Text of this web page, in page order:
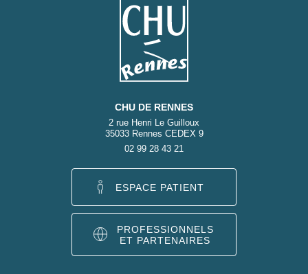
CHU DE RENNES
2 rue Henri Le Guilloux
35033 Rennes CEDEX 9
02 99 28 43 21
ESPACE PATIENT
PROFESSIONNELS
ET PARTENAIRES